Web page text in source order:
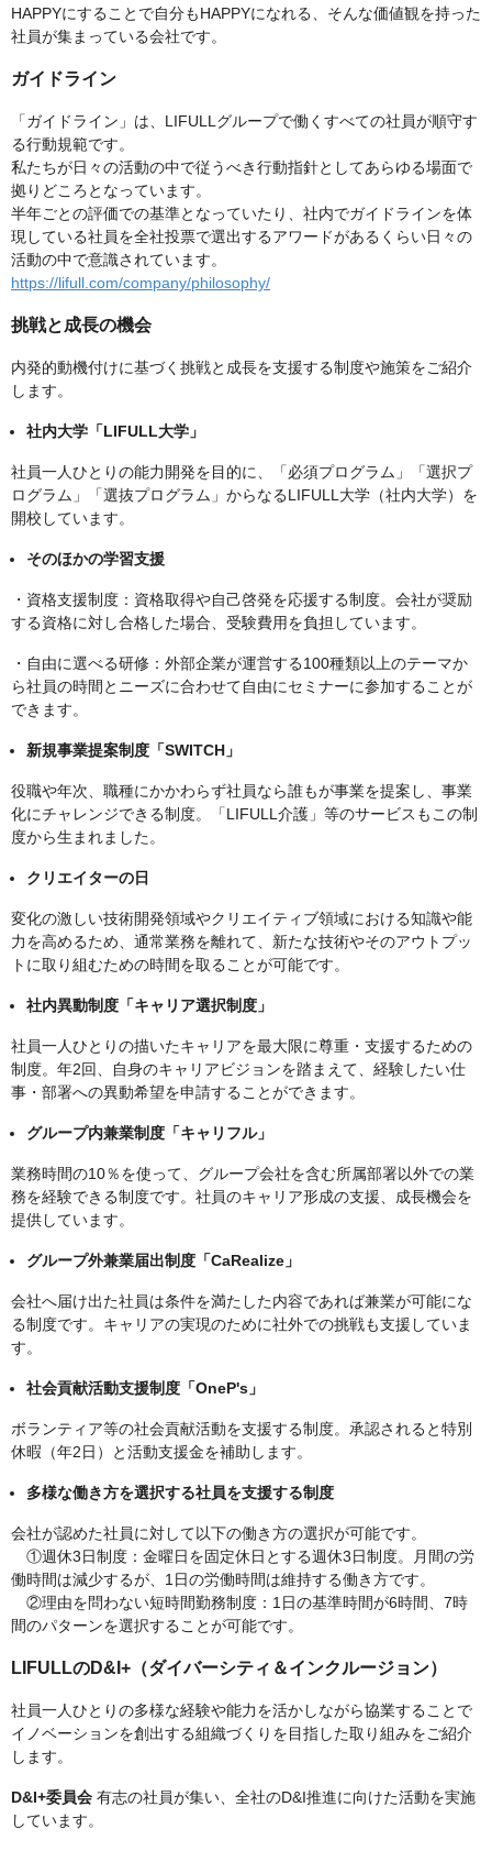
HAPPYにすることで自分もHAPPYになれる、そんな価値観を持った
社員が集まっている会社です。
ガイドライン
「ガイドライン」は、LIFULLグループで働くすべての社員が順守す
る行動規範です。
私たちが日々の活動の中で従うべき行動指針としてあらゆる場面で
拠りどころとなっています。
半年ごとの評価での基準となっていたり、社内でガイドラインを体
現している社員を全社投票で選出するアワードがあるくらい日々の
活動の中で意識されています。
https://lifull.com/company/philosophy/
挑戦と成長の機会
内発的動機付けに基づく挑戦と成長を支援する制度や施策をご紹介
します。
社内大学「LIFULL大学」
社員一人ひとりの能力開発を目的に、「必須プログラム」「選択プ
ログラム」「選抜プログラム」からなるLIFULL大学（社内大学）を
開校しています。
そのほかの学習支援
・資格支援制度：資格取得や自己啓発を応援する制度。会社が奨励
する資格に対し合格した場合、受験費用を負担しています。
・自由に選べる研修：外部企業が運営する100種類以上のテーマか
ら社員の時間とニーズに合わせて自由にセミナーに参加することが
できます。
新規事業提案制度「SWITCH」
役職や年次、職種にかかわらず社員なら誰もが事業を提案し、事業
化にチャレンジできる制度。「LIFULL介護」等のサービスもこの制
度から生まれました。
クリエイターの日
変化の激しい技術開発領域やクリエイティブ領域における知識や能
力を高めるため、通常業務を離れて、新たな技術やそのアウトプッ
トに取り組むための時間を取ることが可能です。
社内異動制度「キャリア選択制度」
社員一人ひとりの描いたキャリアを最大限に尊重・支援するための
制度。年2回、自身のキャリアビジョンを踏まえて、経験したい仕
事・部署への異動希望を申請することができます。
グループ内兼業制度「キャリフル」
業務時間の10％を使って、グループ会社を含む所属部署以外での業
務を経験できる制度です。社員のキャリア形成の支援、成長機会を
提供しています。
グループ外兼業届出制度「CaRealize」
会社へ届け出た社員は条件を満たした内容であれば兼業が可能にな
る制度です。キャリアの実現のために社外での挑戦も支援していま
す。
社会貢献活動支援制度「OneP's」
ボランティア等の社会貢献活動を支援する制度。承認されると特別
休暇（年2日）と活動支援金を補助します。
多様な働き方を選択する社員を支援する制度
会社が認めた社員に対して以下の働き方の選択が可能です。
①週休3日制度：金曜日を固定休日とする週休3日制度。月間の労
働時間は減少するが、1日の労働時間は維持する働き方です。
②理由を問わない短時間勤務制度：1日の基準時間が6時間、7時
間のパターンを選択することが可能です。
LIFULLのD&I+（ダイバーシティ＆インクルージョン）
社員一人ひとりの多様な経験や能力を活かしながら協業することで
イノベーションを創出する組織づくりを目指した取り組みをご紹介
します。
D&I+委員会 有志の社員が集い、全社のD&I推進に向けた活動を実施
しています。